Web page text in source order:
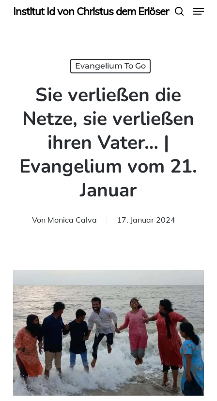
SkipInstitut Id von Christus dem Erlöser Menu
Evangelium To Go
Sie verließen die
Netze, sie verließen
ihren Vater… |
Evangelium vom 21.
Januar
Von Monica Calva 17. Januar 2024